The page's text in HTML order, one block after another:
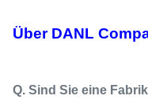
Über DANL
Q. Sind Sie eine